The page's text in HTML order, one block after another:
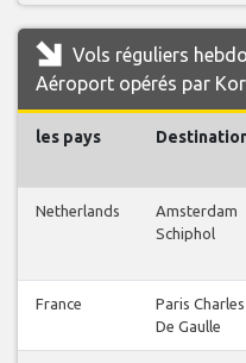
Vols réguliers
Aéroport opérés par
les pays
Netherlands
Amsterdam
Schiphol
France
Paris Charles
De Gaulle